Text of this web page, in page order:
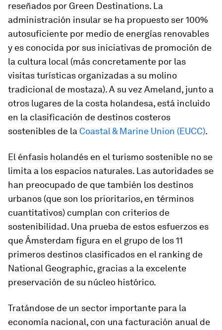
reseñados por Green Destinations. La
administración insular se ha propuesto ser 100%
autosuficiente por medio de energías renovables
y es conocida por sus iniciativas de promoción de
la cultura local (más concretamente por las
visitas turísticas organizadas a su molino
tradicional de mostaza). A su vez Ameland, junto a
otros lugares de la costa holandesa, está incluido
en la clasificación de destinos costeros
sostenibles de la Coastal & Marine Union (EUCC).
El énfasis holandés en el turismo sostenible no se
limita a los espacios naturales. Las autoridades se
han preocupado de que también los destinos
urbanos (que son los prioritarios, en términos
cuantitativos) cumplan con criterios de
sostenibilidad. Una prueba de estos esfuerzos es
que Ámsterdam figura en el grupo de los 11
primeros destinos clasificados en el ranking de
National Geographic, gracias a la excelente
preservación de su núcleo histórico.
Tratándose de un sector importante para la
economía nacional, con una facturación anual de